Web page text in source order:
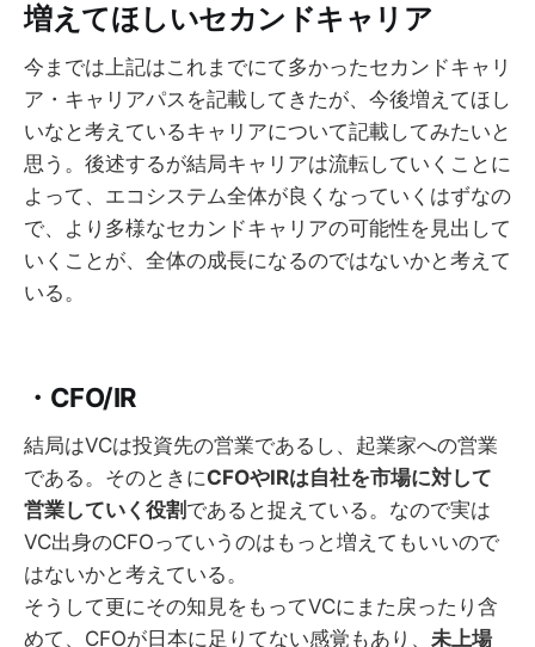
増えてほしいセカンドキャリア
今までは上記はこれまでにて多かったセカンドキャリ
ア・キャリアパスを記載してきたが、今後増えてほし
いなと考えているキャリアについて記載してみたいと
思う。後述するが結局キャリアは流転していくことに
よって、エコシステム全体が良くなっていくはずなの
で、より多様なセカンドキャリアの可能性を見出して
いくことが、全体の成長になるのではないかと考えて
いる。
・CFO/IR
結局はVCは投資先の営業であるし、起業家への営業
である。そのときにCFOやIRは自社を市場に対して
営業していく役割 であると捉えている。なので実は
VC出身のCFOっていうのはもっと増えてもいいので
はないかと考えている。
そうして更にその知見をもってVCにまた戻ったり含
めて、CFOが日本に足りてない感覚もあり、 未上場